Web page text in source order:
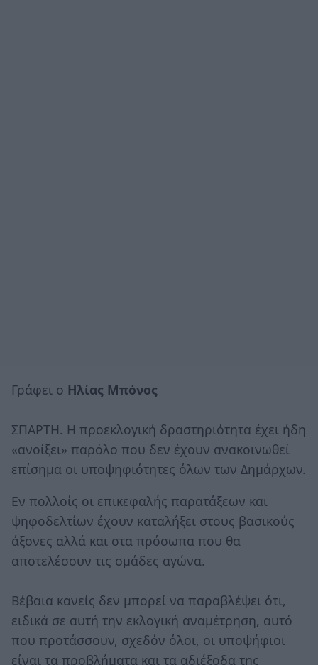
Γράφει ο Ηλίας Μπόνος
ΣΠΑΡΤΗ. H προεκλογική δραστηριότητα έχει ήδη
«ανοίξει» παρόλο που δεν έχουν ανακοινωθεί
επίσημα οι υποψηφιότητες όλων των Δημάρχων.
Εν πολλοίς οι επικεφαλής παρατάξεων και
ψηφοδελτίων έχουν καταλήξει στους βασικούς
άξονες αλλά και στα πρόσωπα που θα
αποτελέσουν τις ομάδες αγώνα.
Βέβαια κανείς δεν μπορεί να παραβλέψει ότι,
ειδικά σε αυτή την εκλογική αναμέτρηση, αυτό
που προτάσσουν, σχεδόν όλοι, οι υποψήφιοι
είναι τα προβλήματα και τα αδιέξοδα της